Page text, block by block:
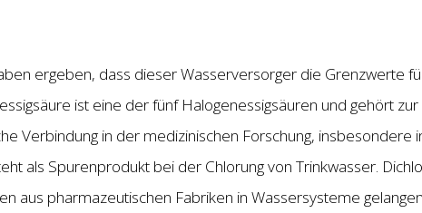
ergeben, dass dieser Wasserversorger die Grenzwerte
ist eine der fünf Halogenessigsäuren und gehört
Verbindung in der medizinischen Forschung, insbesondere
als Spurenprodukt bei der Chlorung von Trinkwasser.
aus pharmazeutischen Fabriken in Wassersysteme